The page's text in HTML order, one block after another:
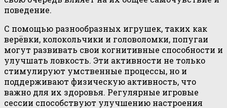
поведение.
С помощью разнообразных игрушек, таких как
верёвки, колокольчики и головоломки, попугаи
могут развивать свои когнитивные способности и
улучшать ловкость. Эти активности не только
стимулируют умственные процессы, но и
поддерживают физическую активность, что
важно для их здоровья. Регулярные игровые
сессии способствуют улучшению настроения